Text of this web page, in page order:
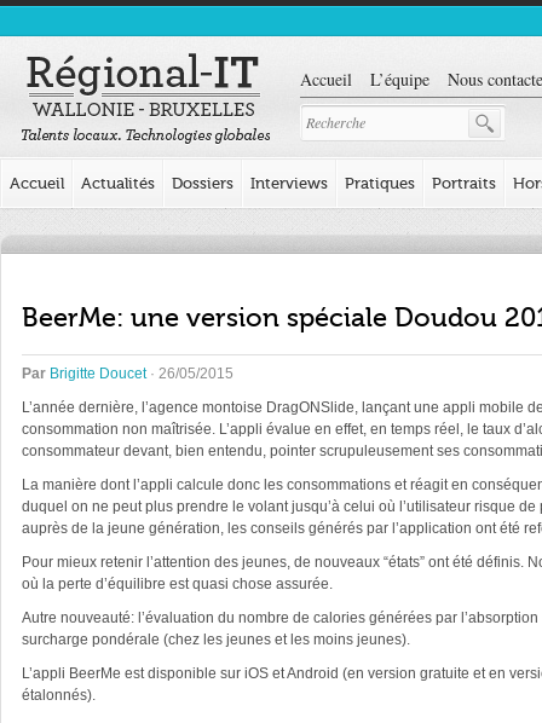
Accueil L’équipe Nous
Accueil Actualités Dossiers Interviews Pratiques Portraits
BeerMe: une version spéciale Doudou
Par Brigitte Doucet· 26/05/2015
L’année dernière, l’agence montoise DragONSlide, lançant une appli mobile
consommation non maîtrisée. L’appli évalue en effet, en temps réel, le taux
consommateur devant, bien entendu, pointer scrupuleusement ses
La manière dont l’appli calcule donc les consommations et réagit en
duquel on ne peut plus prendre le volant jusqu’à celui où l’utilisateur risque de
auprès de la jeune génération, les conseils générés par l’application ont été
Pour mieux retenir l’attention des jeunes, de nouveaux “états” ont été
où la perte d’équilibre est quasi chose assurée.
Autre nouveauté: l’évaluation du nombre de calories générées par
surcharge pondérale (chez les jeunes et les moins jeunes).
L’appli BeerMe est disponible sur iOS et Android (en version gratuite et en
étalonnés).